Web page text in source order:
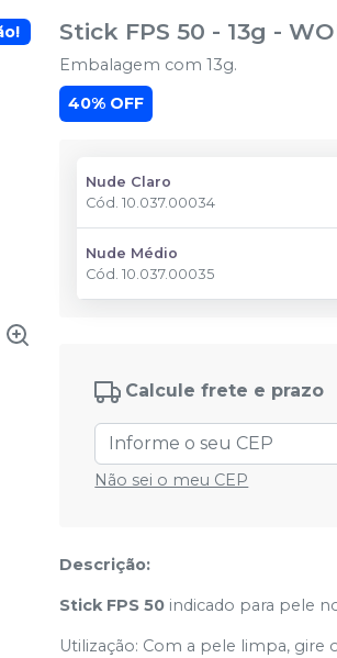
Stick FPS 50 - 13g -
Embalagem com 13g.
40% OFF
Nude Claro
Cód.10.037.00034
Nude Médio
Cód.10.037.00035
Calcule frete e prazo
Não sei o meu CEP
Descrição:
Stick FPS 50 indicado para pele
Utilização: Com a pele limpa, gire